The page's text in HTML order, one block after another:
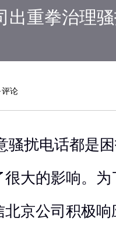
出重拳治理
评论
骚扰电话都是
很大的影响。
京公司积极